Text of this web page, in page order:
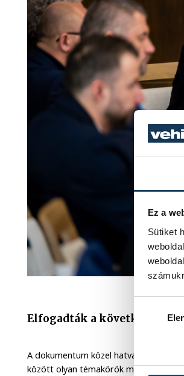
Ez a
Sütiket
Elfogadták a következő öt
A dokumentum közel hatvan oldalban
között olyan témakörök mentén, mint